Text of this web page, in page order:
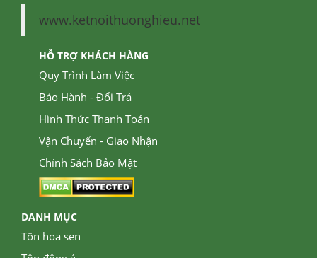
www.ketnoithuonghieu.net
HỖ TRỢ KHÁCH HÀNG
Quy Trình Làm Việc
Bảo Hành - Đổi Trả
Hình Thức Thanh Toán
Vận Chuyển - Giao Nhận
Chính Sách Bảo Mật
DANH MỤC
Tôn hoa sen